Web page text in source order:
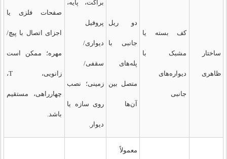
ساختار
ظاهری
کف بسته یا
مشبک با
دیواره‌های
جانبی
دو ریل
جانبی با
پله‌های
متصل بین
آن‌ها
براکت، پایه،
پروفیل
دیواری/
سقفی/
زمینی؛ نصب
روی سازه یا
دیوار.
صفحات فلزی یا
اجزای اتصال با پیچ/
مهره؛ ممکن است
زانویی، T،
چهارراهی، مستقیم
باشد.
معمولاً